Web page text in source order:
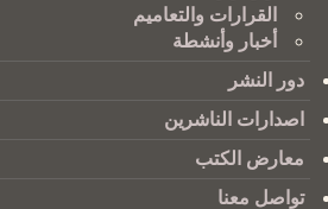
القرارات والتعاميم
أخبار وأنشطة
دور النشر
اصدارات الناشرين
معارض الكتب
تواصل معنا